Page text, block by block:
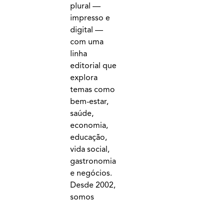
plural —
impresso e
digital —
com uma
linha
editorial que
explora
temas como
bem-estar,
saúde,
economia,
educação,
vida social,
gastronomia
e negócios.
Desde 2002,
somos